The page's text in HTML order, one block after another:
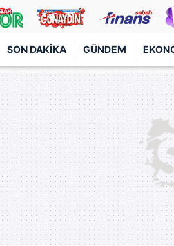
SON DAKIKA GÜNDEM
sitesi